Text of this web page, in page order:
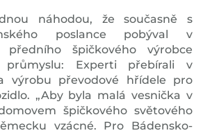
náhodou, že současně s
poslance pobýval v
špičkového výrobce
průmyslu: Experti přebírali v
výrobu převodové hřídele pro
„Aby byla malá vesnička v
špičkového světového
vzácné. Pro Bádensko-